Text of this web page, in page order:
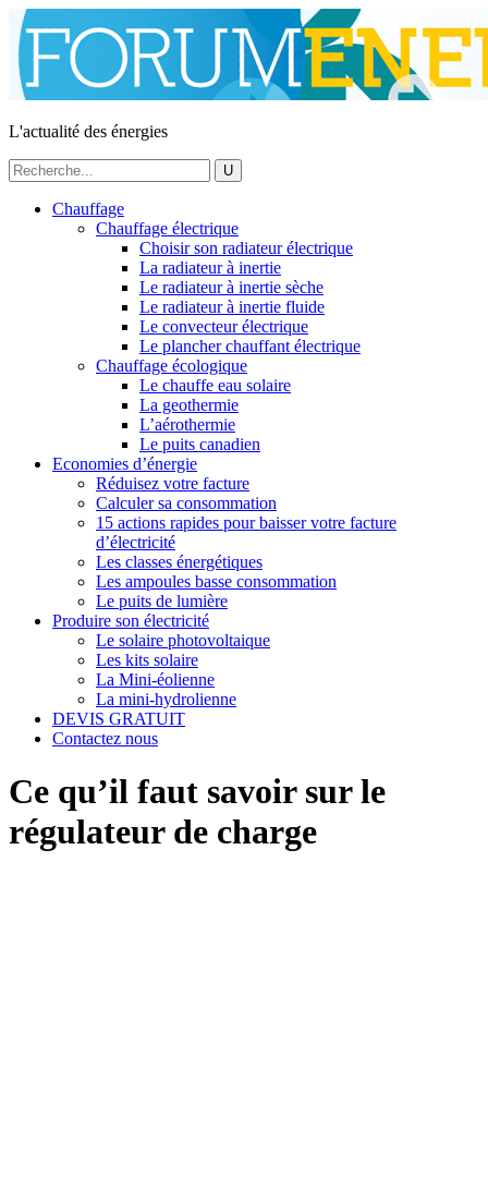
L'actualité des énergies
Chauffage
Chauffage électrique
Choisir son radiateur électrique
La radiateur à inertie
Le radiateur à inertie sèche
Le radiateur à inertie fluide
Le convecteur électrique
Le plancher chauffant électrique
Chauffage écologique
Le chauffe eau solaire
La geothermie
L’aérothermie
Le puits canadien
Economies d’énergie
Réduisez votre facture
Calculer sa consommation
15 actions rapides pour baisser votre facture
d’électricité
Les classes énergétiques
Les ampoules basse consommation
Le puits de lumière
Produire son électricité
Le solaire photovoltaique
Les kits solaire
La Mini-éolienne
La mini-hydrolienne
DEVIS GRATUIT
Contactez nous
Ce qu’il faut savoir sur le
régulateur de charge